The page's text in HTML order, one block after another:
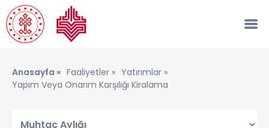
Anasayfa » Faaliyetler » Yatırımlar »
Yapım Veya Onarım Karşılığı Kiralama